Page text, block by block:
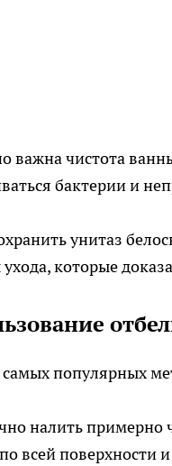
важна чистота
бактерии и
унитаз
которые
популярных
налить примерно
всей поверхности